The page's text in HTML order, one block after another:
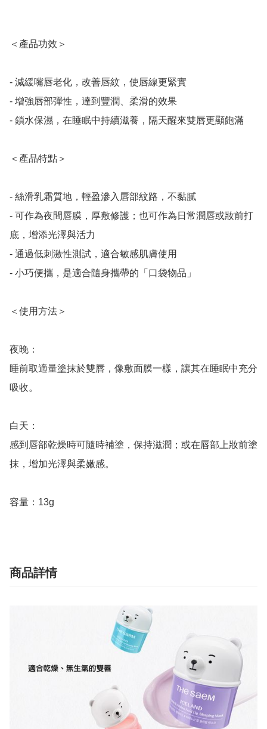
＜產品功效＞
- 減緩嘴唇老化，改善唇紋，使唇線更緊實
- 增強唇部彈性，達到豐潤、柔滑的效果
- 鎖水保濕，在睡眠中持續滋養，隔天醒來雙唇更顯飽滿
＜產品特點＞
- 絲滑乳霜質地，輕盈滲入唇部紋路，不黏膩
- 可作為夜間唇膜，厚敷修護；也可作為日常潤唇或妝前打
底，增添光澤與活力
- 通過低刺激性測試，適合敏感肌膚使用
- 小巧便攜，是適合隨身攜帶的「口袋物品」
＜使用方法＞
夜晚：
睡前取適量塗抹於雙唇，像敷面膜一樣，讓其在睡眠中充分
吸收。
白天：
感到唇部乾燥時可隨時補塗，保持滋潤；或在唇部上妝前塗
抹，增加光澤與柔嫩感。
容量：13g
商品詳情